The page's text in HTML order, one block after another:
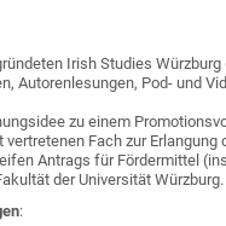
Irish Studies
Autorenlesungen, Pod- und
zu einem
Fach zur
Antrags für Fördermittel
der Universität Würzburg.
: